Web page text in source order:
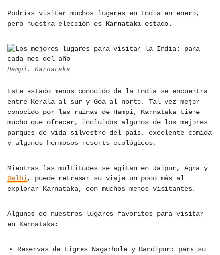
Podrías visitar muchos lugares en India en enero,
pero nuestra elección es Karnataka estado.
Hampi, Karnataka
Este estado menos conocido de la India se encuentra
entre Kerala al sur y Goa al norte. Tal vez mejor
conocido por las ruinas de Hampi, Karnataka tiene
mucho que ofrecer, incluidos algunos de los mejores
parques de vida silvestre del país, excelente comida
y algunos hermosos resorts ecológicos.
Mientras las multitudes se agitan en Jaipur, Agra y
Delhi, puede retrasar su viaje un poco más al
explorar Karnataka, con muchos menos visitantes.
Algunos de nuestros lugares favoritos para visitar
en Karnataka:
Reservas de tigres Nagarhole y Bandipur: para su